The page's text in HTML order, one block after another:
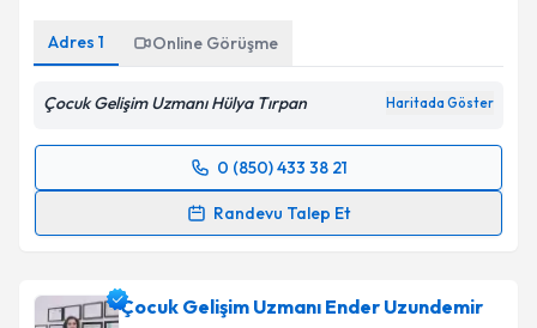
Adres 1 Online Görüşme
Çocuk Gelişim Uzmanı Hülya Tırpan Haritada Göster
0 (850) 433 38 21
Randevu Talep Et
Randevu Takvimi Talebi
almanız için bir takvim hazırlandığında e-posta ile
Çocuk Gelişim Uzmanı Ender Uzundemir